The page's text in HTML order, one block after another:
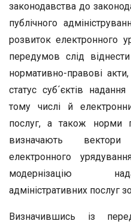
законодавства до
публічного
розвиток електронного
передумов слід
нормативно-правові
статус суб´єктів
тому числі й
послуг, а також норми
визначають
електронного
модернізацію
адміністративних послуг
Визначившись із